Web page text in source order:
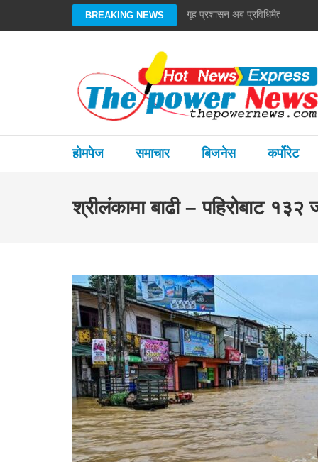
BREAKING NEWS गृह प्रशासन अब प्रविधिमैत्री बन्छ :
होमपेज समाचार बिजनेस कर्पोरेट
श्रीलंकामा बाढी – पहिरोबाट